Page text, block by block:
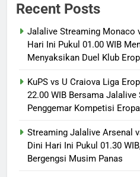
Recent Posts
Jalalive Streaming Monaco
Hari Ini Pukul 01.00 WIB
Menyaksikan Duel Klub
KuPS vs U Craiova Liga
22.00 WIB Bersama
Penggemar Kompetisi Eropa
Streaming Jalalive Arsenal
Dini Hari Ini Pukul 01.30
Bergengsi Musim Panas